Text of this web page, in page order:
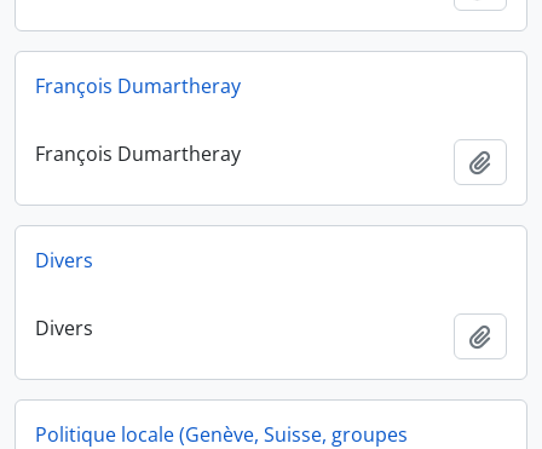
François Dumartheray
François Dumartheray
Divers
Divers
Politique locale (Genève, Suisse, groupes